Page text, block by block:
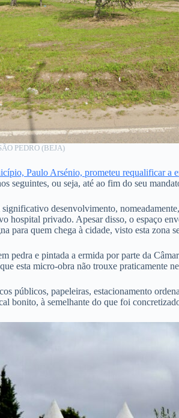
PEDRO (BEJA)
Paulo Arsénio, prometeu requalificar a
seguintes, ou seja, até ao fim do seu
desenvolvimento,
hospital privado. Apesar disso, o espaço
para quem chega à cidade, visto esta zona
pedra e pintada a ermida por parte da
esta micro-obra não trouxe praticamente
públicos, papeleiras, estacionamento
bonito, à semelhante do que foi